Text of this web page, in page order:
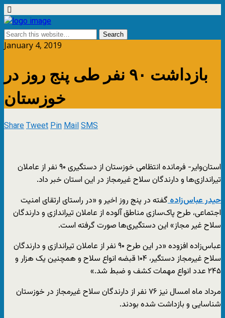
January 4, 2019
بازداشت ۹۰ نفر طی پنج روز در
خوزستان
ShareTweetPinMailSMS
استان‌وایر- فرمانده انتظامی خوزستان از دستگیری ۹۰ نفر از عاملان
تیراندازی‌ها و دارندگان سلاح غیرمجاز در این استان خبر داد.
حیدر عباس‌زادهگفته در پنج روز اخیر و «در راستای ارتقای امنیت
اجتماعی، طرح پاک‌سازی مناطق آلوده از عاملان تیراندازی و دارندگان
سلاح غیر مجاز» این دستگیری‌ها صورت گرفته است.
عباس‌زاده افزوده «در این طرح ۹۰ نفر از عاملان تیراندازی و دارندگان
سلاح غیرمجاز دستگیر، ۱۰۴ قبضه انواع سلاح و همچنین یک هزار و
۲۴۵ عدد انواع مهمات کشف و ضبط شد.»
مرداد ماه امسال نیز ۷۶ نفر از دارندگان سلاح‌ غیرمجاز در خوزستان
شناسایی و بازداشت شده بودند.